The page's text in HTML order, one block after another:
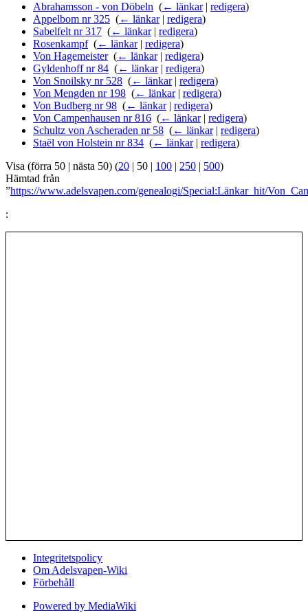
Abrahamsson - von Döbeln (← länkar| redigera)
Appelbom nr 325 (← länkar| redigera)
Sabelfelt nr 317 (← länkar| redigera)
Rosenkampf‎ (← länkar| redigera)
Von Hagemeister‎ (← länkar| redigera)
Gyldenhoff nr 84 (← länkar| redigera)
Von Snoilsky nr 528 (← länkar| redigera)
Von Mengden nr 198 (← länkar| redigera)
Von Budberg nr 98 (← länkar| redigera)
Von Campenhausen nr 816 (← länkar| redigera)
Schultz von Ascheraden nr 58 (← länkar| redigera)
Staël von Holstein nr 834 (← länkar| redigera)
Visa (förra 50 | nästa 50) (20 | 50 | 100 | 250 | 500)
Hämtad från
”https://www.adelsvapen.com/genealogi/Special:Länkar_hit/
:
Integritetspolicy
Om Adelsvapen-Wiki
Förbehåll
Powered by MediaWiki